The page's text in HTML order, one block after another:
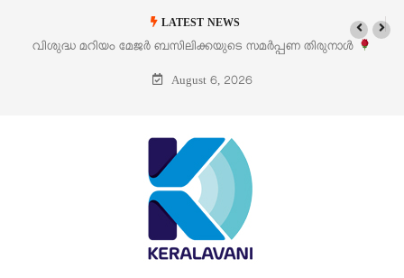
LATEST NEWS
സമർപ്പണ തിരുനാൾ
‘പെറ്റൽസ്’ ലൈഫ് സ്റ്റൈൽ എക്സിബിഷനും
August 6, 2026